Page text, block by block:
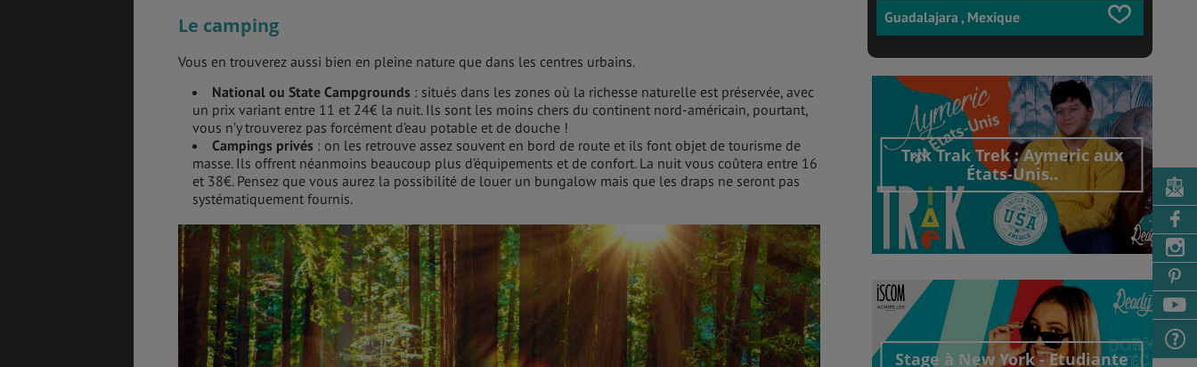
Le camping
Vous en trouverez aussi bien en pleine nature que dans les centres urbains.
National ou State Campgrounds : situés dans les zones où la richesse naturelle est préservée, avec
un prix variant entre 11 et 24€ la nuit. Ils sont les moins chers du continent nord-américain, pourtant,
vous n’y trouverez pas forcément d’eau potable et de douche !
Campings privés : on les retrouve assez souvent en bord de route et ils font objet de tourisme de
masse. Ils offrent néanmoins beaucoup plus d’équipements et de confort. La nuit vous coûtera entre 16
et 38€. Pensez que vous aurez la possibilité de louer un bungalow mais que les draps ne seront pas
systématiquement fournis.
Guadalajara , Mexique
Trik Trak Trek : Aymeric aux
États-Unis..
Découvrir cet interview
Stage à New York - Etudiante